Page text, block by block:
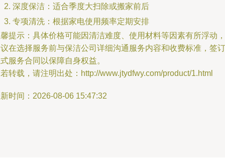
深度保洁：适合季度大扫除或搬家前后
专项清洗：根据家电使用频率定期安排
提示：具体价格可能因清洁难度、使用材料等因素有所浮动，
在选择服务前与保洁公司详细沟通服务内容和收费标准，签订
服务合同以保障自身权益。
转载，请注明出处：http://www.jtydfwy.com/product/1.html
时间：2026-08-06 15:47:32